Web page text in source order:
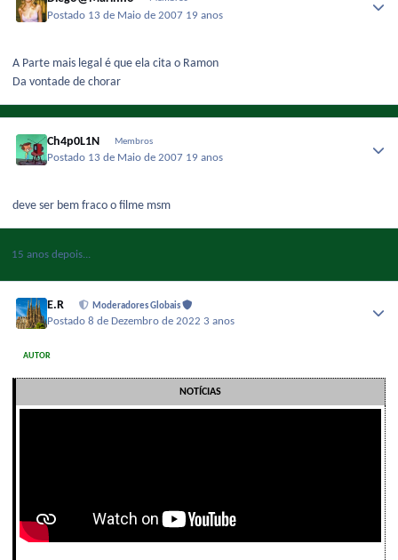
Postado 13 de Maio de 2007 19 anos
A Parte mais legal é que ela cita o Ramon
Da vontade de chorar
Ch4p0L1N Membros
Postado 13 de Maio de 2007 19 anos
deve ser bem fraco o filme msm
15 anos depois...
E.R Moderadores Globais
Postado8 de Dezembro de 2022 3 anos
AUTOR
NOTÍCIAS